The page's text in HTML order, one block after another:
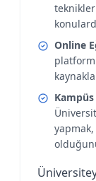
Online